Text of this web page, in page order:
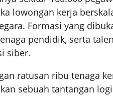
lowongan kerja
Formasi yang
pendidik, serta
siber.
ratusan ribu tenaga
sebuah tantangan